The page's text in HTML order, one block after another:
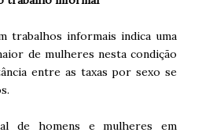
trabalhos informais indica uma
de mulheres nesta condição
entre as taxas por sexo se
de homens e mulheres em